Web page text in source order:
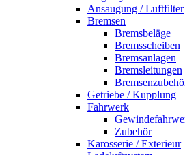
Ansaugung / Luftfilter
Bremsen
Bremsbeläge
Bremsscheiben
Bremsanlagen
Bremsleitungen
Getriebe / Kupplung
Fahrwerk
Zubehör
Karosserie / Exterieur